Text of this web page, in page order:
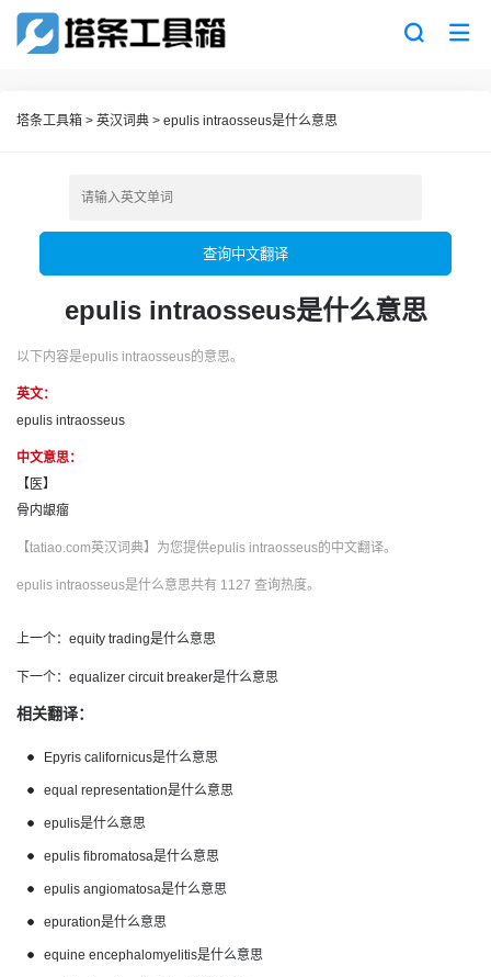
塔条工具箱 > 英汉词典 > epulis intraosseus是什么意思
查询中文翻译
epulis intraosseus是什么意思
以下内容是epulis intraosseus的意思。
英文：
epulis intraosseus
中文意思：
【医】
骨内龈瘤
【tatiao.com英汉词典】为您提供epulis intraosseus的中文翻译。
epulis intraosseus是什么意思共有 1127 查询热度。
上一个： equity trading是什么意思
下一个： equalizer circuit breaker是什么意思
相关翻译：
Epyris californicus是什么意思
equal representation是什么意思
epulis是什么意思
epulis fibromatosa是什么意思
epulis angiomatosa是什么意思
epuration是什么意思
equine encephalomyelitis是什么意思